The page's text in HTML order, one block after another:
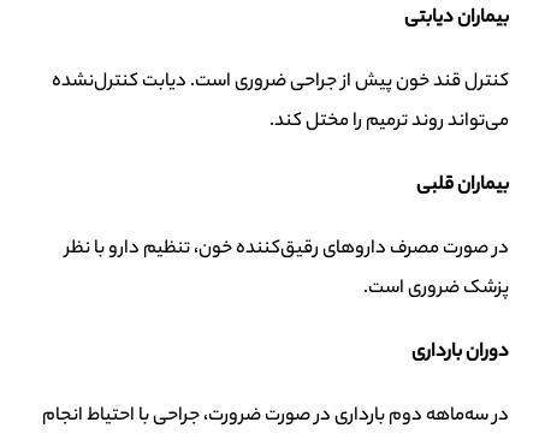
بیماران دیابتی
کنترل قند خون پیش از جراحی ضروری است. دیابت کنترل‌نشده
می‌تواند روند ترمیم را مختل کند.
بیماران قلبی
در صورت مصرف داروهای رقیق‌کننده خون، تنظیم دارو با نظر
پزشک ضروری است.
دوران بارداری
در سه‌ماهه دوم بارداری در صورت ضرورت، جراحی با احتیاط انجام